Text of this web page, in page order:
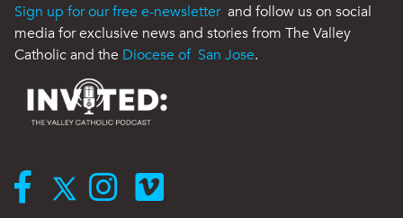
Sign up for our free e-newsletter and follow us on social
media for exclusive news and stories from The Valley
Catholic and the Diocese of San Jose.